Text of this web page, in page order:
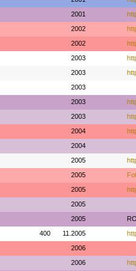
2001
2002
2002
2003
2003
2003
2003
2003
2004
2004
2005
2005
2005
2005
2005
400 11.2005
2006
2006